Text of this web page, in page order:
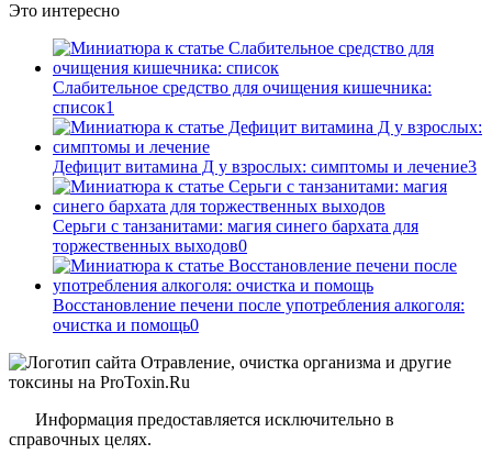
Это интересно
Слабительное средство для очищения кишечника:
список1
Дефицит витамина Д у взрослых: симптомы и лечение3
Серьги с танзанитами: магия синего бархата для
торжественных выходов0
Восстановление печени после употребления алкоголя:
очистка и помощь0
Информация предоставляется исключительно в
справочных целях.